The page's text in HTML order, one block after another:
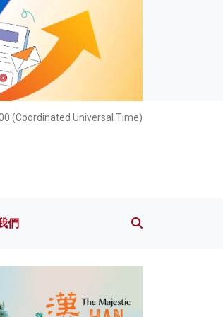
(Coordinated Universal Time)
於我們
們